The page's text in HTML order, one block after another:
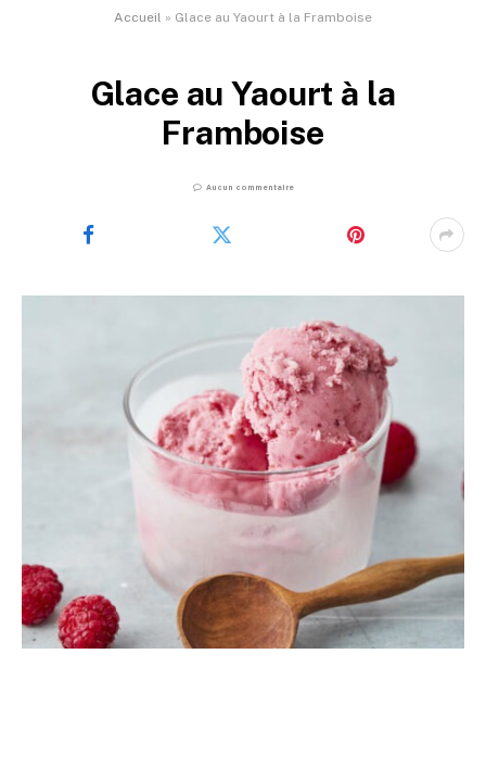
Accueil » Glace au Yaourt à la Framboise
Glace au Yaourt à la
Framboise
Aucun commentaire